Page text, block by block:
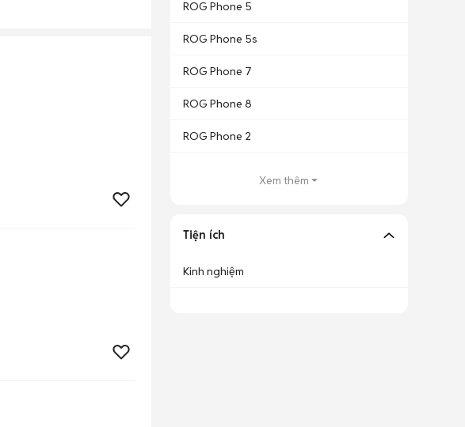
ROG Phone 5
ROG Phone 5s
ROG Phone 7
ROG Phone 8
ROG Phone 2
Xem thêm
Tiện ích
Kinh nghiệm